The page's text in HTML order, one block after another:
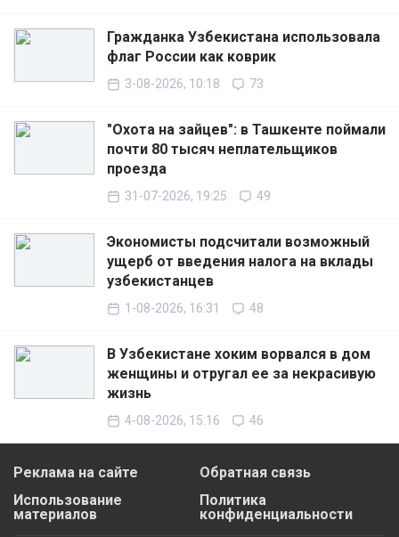
Гражданка Узбекистана использовала
флаг России как коврик
3-08-2026, 10:18 73
"Охота на зайцев": в Ташкенте поймали
почти 80 тысяч неплательщиков
проезда
31-07-2026, 19:25 49
Экономисты подсчитали возможный
ущерб от введения налога на вклады
узбекистанцев
1-08-2026, 16:31 48
В Узбекистане хоким ворвался в дом
женщины и отругал ее за некрасивую
жизнь
4-08-2026, 15:16 46
Реклама на сайте
Обратная связь
Использование
материалов
Политика
конфиденциальности